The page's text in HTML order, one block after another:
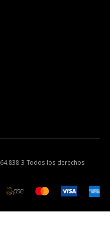
3 Todos los derechos